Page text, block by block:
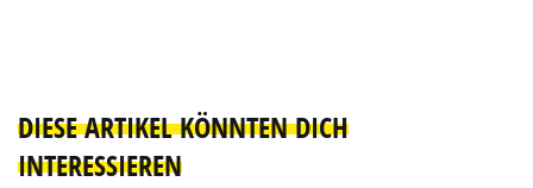
DIESE ARTIKEL KÖNNTEN DICH
INTERESSIEREN